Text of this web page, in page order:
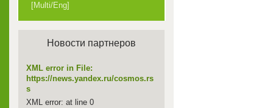
[Multi/Eng]
Новости партнеров
XML error in File:
https://news.yandex.ru/cosmos.rs
s
XML error: at line 0